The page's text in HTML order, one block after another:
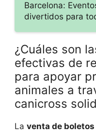
Barcelona:
divertidos para
¿Cuáles son
efectivas de
para apoyar
animales a
canicross
La venta de